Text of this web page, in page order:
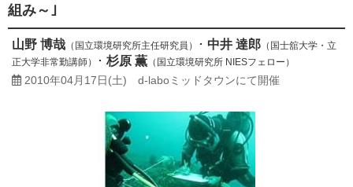
組み～｣
山野 博哉 （国立環境研究所主任研究員） ･ 中井 達郎 （国士舘大学・立
正大学非常勤講師）
･ 杉原 薫 （国立環境研究所 NIESフェロー）
2010年04月17日(土) d-laboミッドタウンにて開催